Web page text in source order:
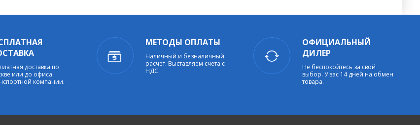
доставка по
или до офиса
компании.
МЕТОДЫ ОПЛАТЫ
Наличный и безналичный
расчет. Выставляем счета с
НДС.
ОФИЦИАЛЬНЫЙ
ДИЛЕР
Не беспокойтесь за свой
выбор. У вас 14 дней на обмен
товара.